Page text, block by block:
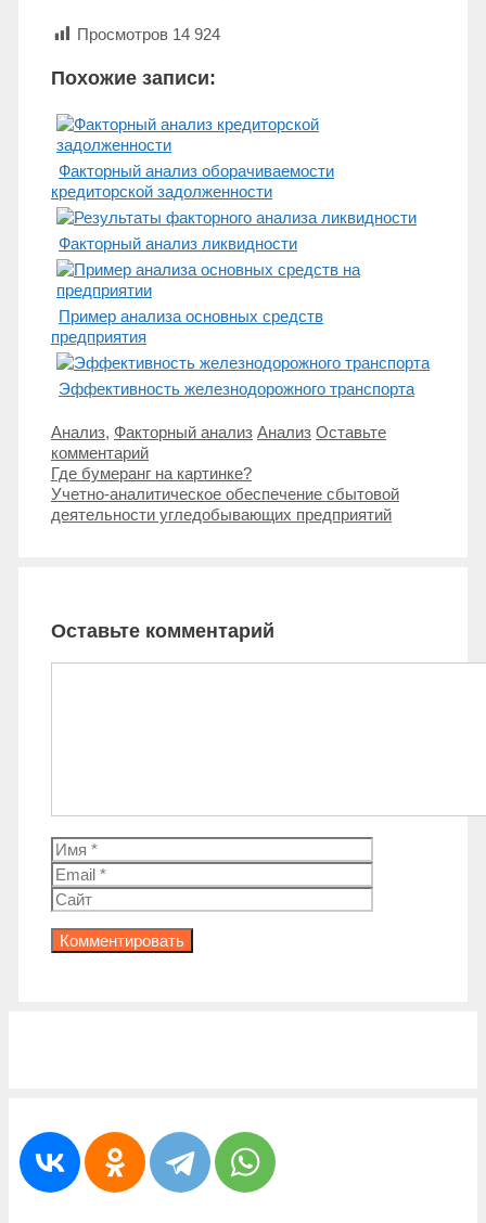
Просмотров 14 924
Похожие записи:
Факторный анализ оборачиваемости
кредиторской задолженности
Факторный анализ ликвидности
Пример анализа основных средств
предприятия
Эффективность железнодорожного транспорта
Рубрики
Анализ, Факторный анализ Метки
Анализ Оставьте
комментарий
Навигация
записи
Где бумеранг на картинке?
Учетно-аналитическое обеспечение сбытовой
деятельности угледобывающих предприятий
Оставьте комментарий
Имя